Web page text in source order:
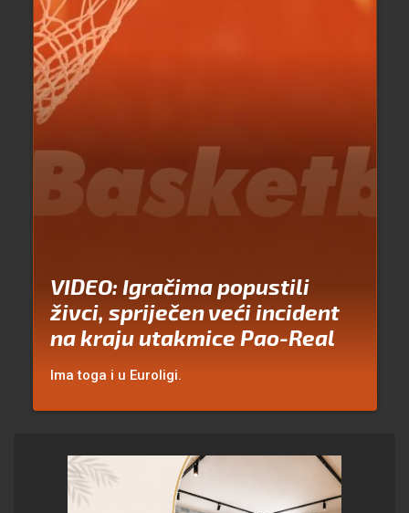
VIDEO: Igračima popustili
živci, spriječen veći incident
na kraju utakmice Pao-Real
Ima toga i u Euroligi.